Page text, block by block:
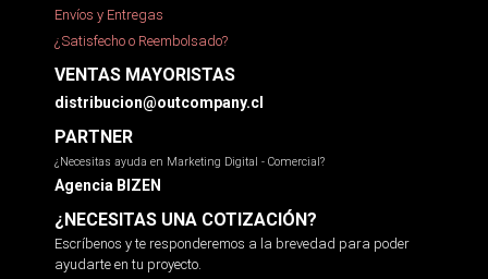
Envíos y Entregas
¿Satisfecho o Reembolsado?
VENTAS MAYORISTAS
distribucion@outcompany.cl
PARTNER
¿Necesitas ayuda en Marketing Digital - Comercial?
Agencia BIZEN
¿NECESITAS UNA COTIZACIÓN?
Escríbenos y te responderemos a la brevedad para poder
ayudarte en tu proyecto.